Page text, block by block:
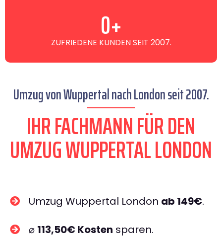
ZUFRIEDENE KUNDEN SEIT 2007.
0+
Umzug von Wuppertal nach London seit 2007.
IHR FACHMANN FÜR DEN
UMZUG WUPPERTAL LONDON
Umzug Wuppertal London ab 149€.
⌀ 113,50€ Kosten sparen.